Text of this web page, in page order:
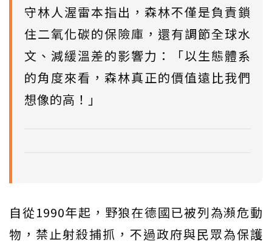
守林人渥雷本指出，森林不僅是負責鎖
住二氧化碳的保險庫，還有調節全球水
文、減緩溫差的影響力：「以生態體系
的角度來看，森林真正的價值遠比我們
想像的高！」
自從1990年起，野狼在德國已被列為瀕危動
物，禁止射殺捕抓，不過政府與民眾為保護